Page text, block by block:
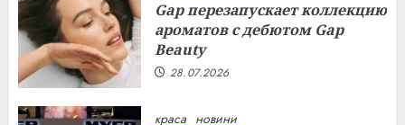
Gap перезапускает коллекцию
ароматов с дебютом Gap
Beauty
28.07.2026
краса новини